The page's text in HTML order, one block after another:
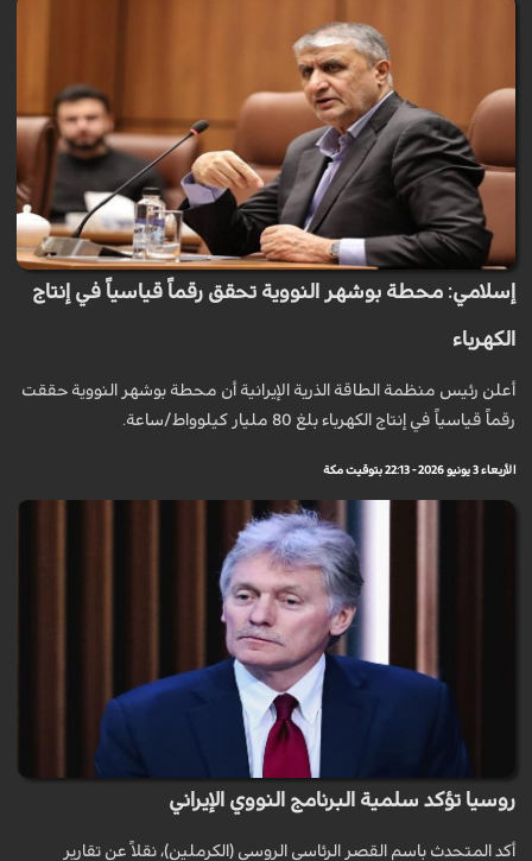
إسلامي: محطة بوشهر النووية تحقق رقماً قياسياً في إنتاج
الكهرباء
أعلن رئيس منظمة الطاقة الذرية الإيرانية أن محطة بوشهر النووية حققت
رقماً قياسياً في إنتاج الكهرباء بلغ 80 مليار كيلوواط/ساعة.
الأربعاء 3 يونيو 2026 - 22:13 بتوقيت مكة
روسيا تؤكد سلمية البرنامج النووي الإيراني
أكد المتحدث باسم القصر الرئاسي الروسي (الكرملين)، نقلاً عن تقارير